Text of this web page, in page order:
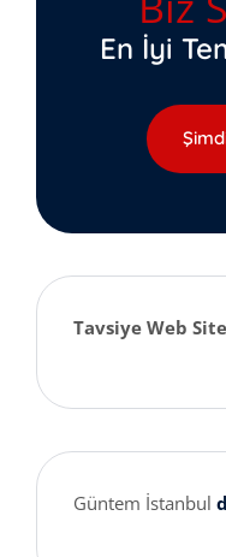
En İyi
Tavsiye Web
Güntem İstanbul